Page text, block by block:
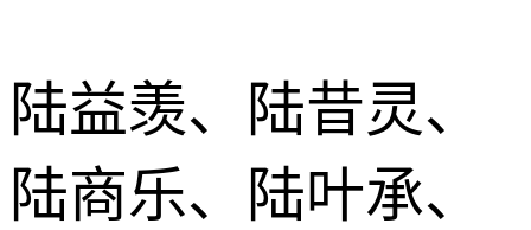
陆益羡、陆昔灵、
陆商乐、陆叶承、